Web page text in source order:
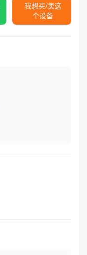
我想买/卖这
个设备